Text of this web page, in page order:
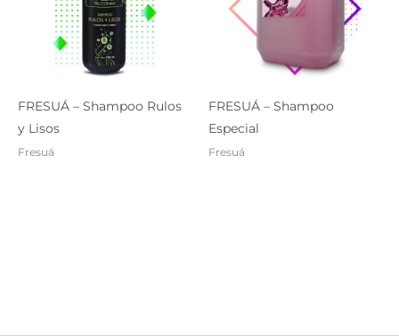
FRESUÁ – Shampoo Rulos
y Lisos
Fresuá
FRESUÁ – Shampoo
Especial
Fresuá